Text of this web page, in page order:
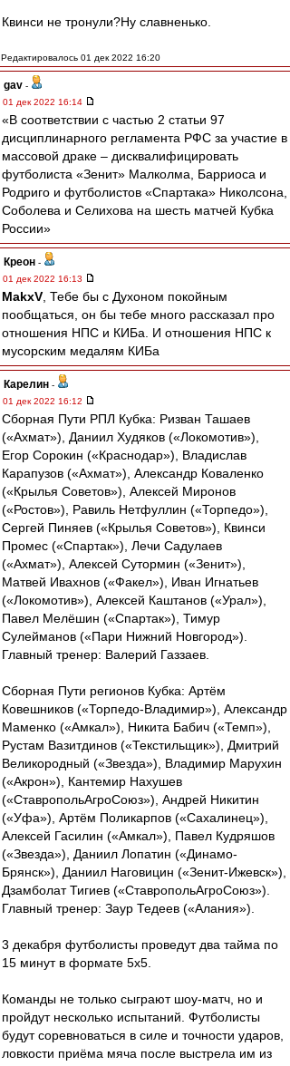
Квинси не тронули?Ну славненько.
Редактировалось 01 дек 2022 16:20
gav -
01 дек 2022 16:14
«В соответствии с частью 2 статьи 97
дисциплинарного регламента РФС за участие в
массовой драке – дисквалифицировать
футболиста «Зенит» Малколма, Барриоса и
Родриго и футболистов «Спартака» Николсона,
Соболева и Селихова на шесть матчей Кубка
России»
Креон -
01 дек 2022 16:13
MakxV , Тебе бы с Духоном покойным
пообщаться, он бы тебе много рассказал про
отношения НПС и КИБа. И отношения НПС к
мусорским медалям КИБа
Карелин -
01 дек 2022 16:12
Сборная Пути РПЛ Кубка: Ризван Ташаев
(«Ахмат»), Даниил Худяков («Локомотив»),
Егор Сорокин («Краснодар»), Владислав
Карапузов («Ахмат»), Александр Коваленко
(«Крылья Советов»), Алексей Миронов
(«Ростов»), Равиль Нетфуллин («Торпедо»),
Сергей Пиняев («Крылья Советов»), Квинси
Промес («Спартак»), Лечи Садулаев
(«Ахмат»), Алексей Сутормин («Зенит»),
Матвей Ивахнов («Факел»), Иван Игнатьев
(«Локомотив»), Алексей Каштанов («Урал»),
Павел Мелёшин («Спартак»), Тимур
Сулейманов («Пари Нижний Новгород»).
Главный тренер: Валерий Газзаев.
Сборная Пути регионов Кубка: Артём
Ковешников («Торпедо-Владимир»), Александр
Маменко («Амкал»), Никита Бабич («Темп»),
Рустам Вазитдинов («Текстильщик»), Дмитрий
Великородный («Звезда»), Владимир Марухин
(«Акрон»), Кантемир Нахушев
(«СтавропольАгроСоюз»), Андрей Никитин
(«Уфа»), Артём Поликарпов («Сахалинец»),
Алексей Гасилин («Амкал»), Павел Кудряшов
(«Звезда»), Даниил Лопатин («Динамо-
Брянск»), Даниил Наговицин («Зенит-Ижевск»),
Дзамболат Тигиев («СтавропольАгроСоюз»).
Главный тренер: Заур Тедеев («Алания»).
3 декабря футболисты проведут два тайма по
15 минут в формате 5х5.
Команды не только сыграют шоу-матч, но и
пройдут несколько испытаний. Футболисты
будут соревноваться в силе и точности ударов,
ловкости приёма мяча после выстрела им из